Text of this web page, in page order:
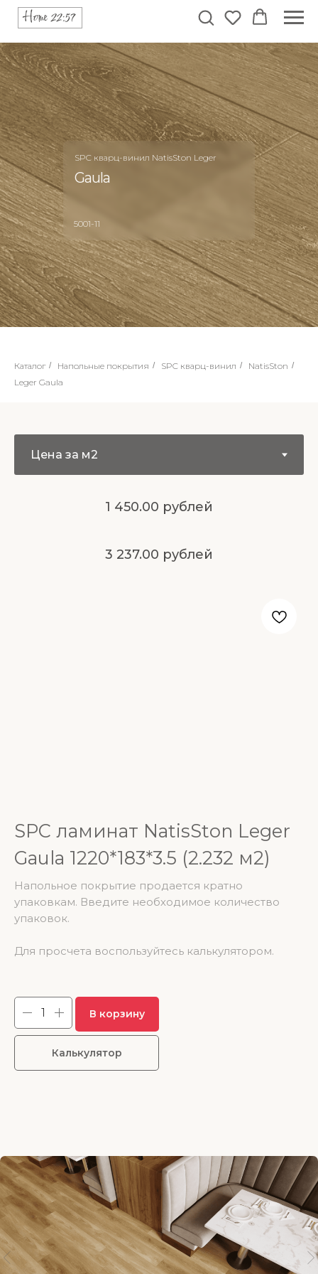
Gaula
5001-11
SPC кварц-винил NatisSton Leger
Каталог / Напольные покрытия / SPC кварц-винил / NatisSton /
Leger Gaula
1 450.00 рублей
3 237.00 рублей
SPC ламинат NatisSton Leger
Gaula 1220*183*3.5 (2.232 м2)
Напольное покрытие продается кратно
упаковкам. Введите необходимое количество
упаковок.
Для просчета воспользуйтесь калькулятором.
В корзину
Калькулятор